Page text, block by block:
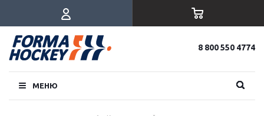
8 800 550 4774
МЕНЮ